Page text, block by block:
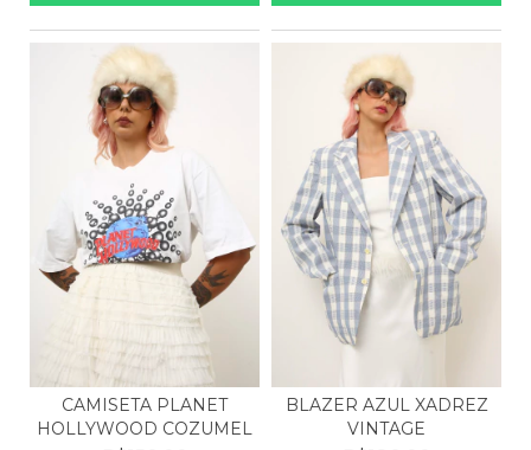
CAMISETA PLANET
HOLLYWOOD COZUMEL
BLAZER AZUL XADREZ
VINTAGE